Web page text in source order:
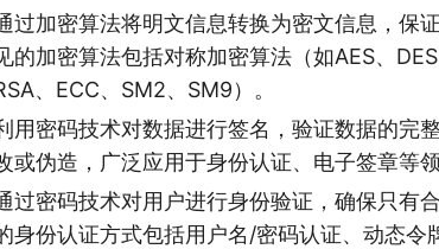
过加密算法将明文信息转换为密文信息，保
的加密算法包括对称加密算法（如AES、
、ECC、SM2、SM9）。
用密码技术对数据进行签名，验证数据的完
或伪造，广泛应用于身份认证、电子签章等领
过密码技术对用户进行身份验证，确保只有
身份认证方式包括用户名/密码认证、动态令